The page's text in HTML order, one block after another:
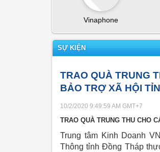
Vinaphone
SỰ KIỆN
TRAO QUÀ TRUNG
BẢO TRỢ XÃ HỘI
10/2/2020 9:49:59 AM GMT+7
TRAO QUÀ TRUNG THU CHO
Trung tâm Kinh Doanh
Thông tỉnh Đồng Tháp